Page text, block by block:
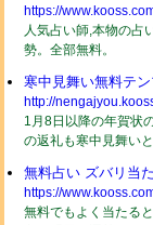
https://
人気占い師,本物の占
勢。全部無料。
寒中見舞い無料テン
http://
1月8日以降の年賀状
の返礼も寒中見舞いと
無料占い ズバリ当
https://
無料でもよく当たる